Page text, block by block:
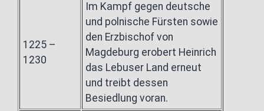
1225 –
1230
Im Kampf gegen deutsche
und polnische Fürsten sowie
den Erzbischof von
Magdeburg erobert Heinrich
das Lebuser Land erneut
und treibt dessen
Besiedlung voran.